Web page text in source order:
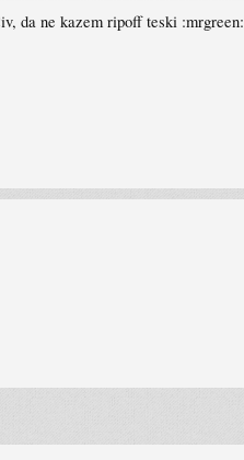
da ne kazem ripoff teski :mrgreen: